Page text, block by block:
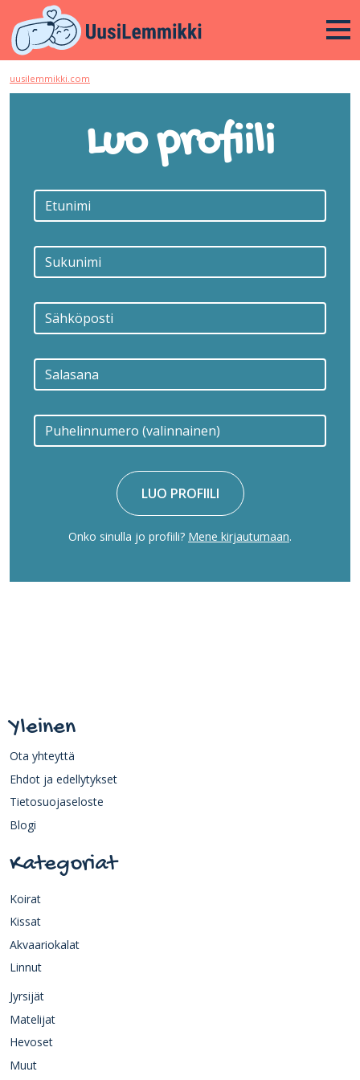
uusilemmikki.com
Luo profiili
LUO PROFIILI
Onko sinulla jo profiili? Mene kirjautumaan.
Yleinen
Ota yhteyttä
Ehdot ja edellytykset
Tietosuojaseloste
Blogi
Kategoriat
Koirat
Kissat
Akvaariokalat
Linnut
Jyrsijät
Matelijat
Hevoset
Muut